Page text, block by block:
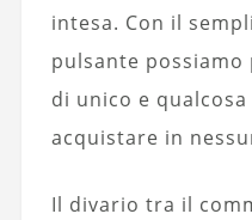
intesa. Con il
pulsante
di unico e
acquistare in
Il divario tra il